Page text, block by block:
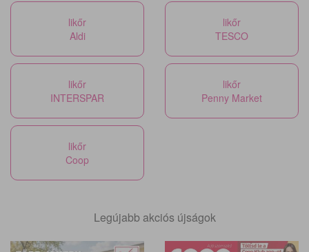
likőr
Aldi
likőr
TESCO
likőr
INTERSPAR
likőr
Penny Market
likőr
Coop
Legújabb akciós újságok